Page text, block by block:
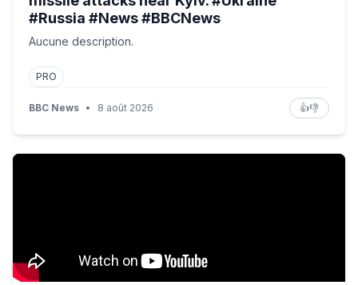
#Russia #News #BBCNews
Aucune description.
PRO
BBC News • 8 août 2026 👍👎
Cette Présentatrice TV a été Licenciée en Direct Après